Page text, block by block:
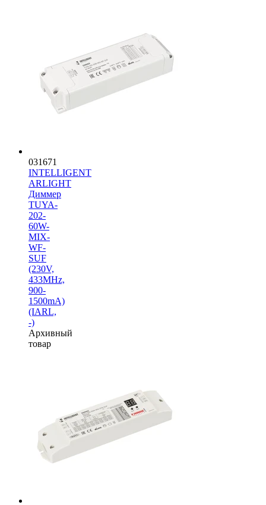
031671
INTELLIGENT
ARLIGHT
Диммер
TUYA-
202-
60W-
MIX-
WF-
SUF
(230V,
433MHz,
900-
1500mA)
(IARL,
-)
Архивный
товар